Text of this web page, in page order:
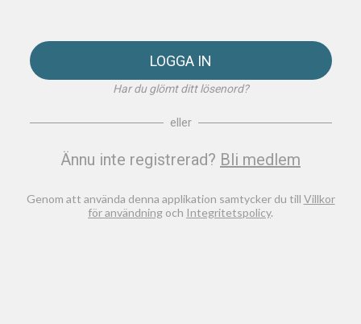
LOGGA IN
Har du glömt ditt lösenord?
eller
Ännu inte registrerad? Bli medlem
Genom att använda denna applikation samtycker du till Villkor
för användning och Integritetspolicy.